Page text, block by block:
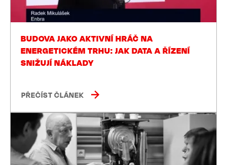
BUDOVA JAKO AKTIVNÍ HRÁČ NA
ENERGETICKÉM TRHU: JAK DATA A ŘÍZENÍ
SNIŽUJÍ NÁKLADY
PŘEČÍST ČLÁNEK